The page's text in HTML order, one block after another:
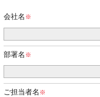
会社名
部署名
ご担当者名